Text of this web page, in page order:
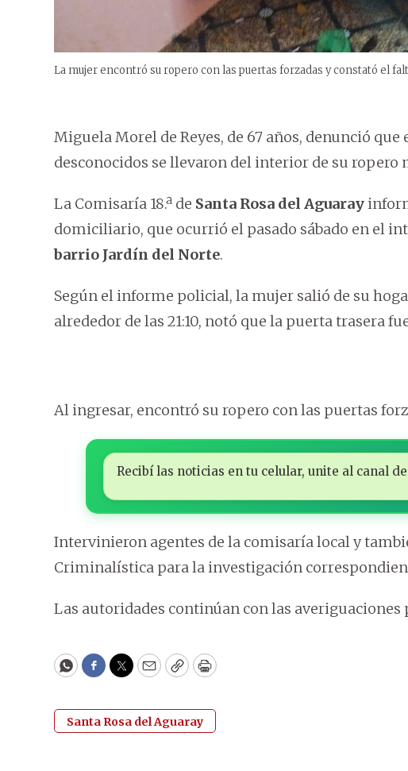
La mujer encontró su ropero con las puertas forzadas y constató el
Miguela Morel de Reyes, de 67 años, denunció
desconocidos se llevaron del interior de su ropero
La Comisaría 18.ª de Santa Rosa del Aguaray
domiciliario, que ocurrió el pasado sábado en el
barrio Jardín del Norte.
Según el informe policial, la mujer salió de su
alrededor de las 21:10, notó que la puerta trasera
Al ingresar, encontró su ropero con las puertas
Recibí las noticias en tu celular, unite al canal
Intervinieron agentes de la comisaría local y
Criminalística para la investigación
Las autoridades continúan con las averiguaciones
WhatsApp
Facebook
Twitter
EmailCopyPrint
Santa Rosa del Aguaray